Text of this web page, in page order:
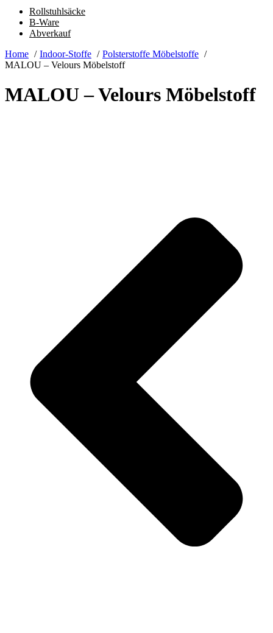
Rollstuhlsäcke
B-Ware
Abverkauf
Home
Indoor-Stoffe
Polsterstoffe Möbelstoffe
MALOU – Velours Möbelstoff
MALOU – Velours Möbelstoff